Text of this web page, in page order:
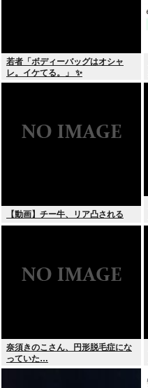
若者「ボディーバッグはオシャ
レ。イケてる。」 ✨
【動画】チー牛、リア凸される
奈須きのこさん、円形脱毛症にな
っていた…